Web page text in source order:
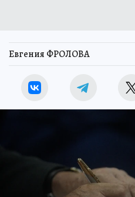
Евгения ФРОЛОВА